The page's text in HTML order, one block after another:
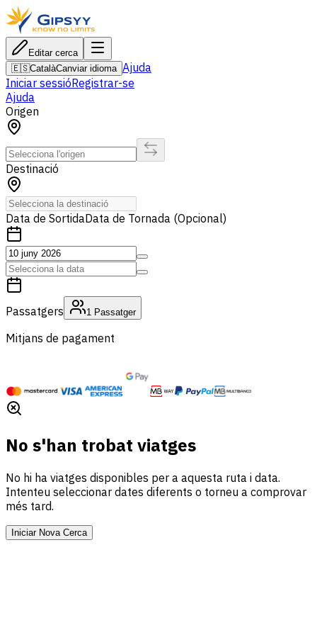
Editar cerca
🇪🇸CatalàCanviar idioma Ajuda
Iniciar sessióRegistrar-se
Ajuda
Origen
Destinació
Data de SortidaData de Tornada (Opcional)
Passatgers 1 Passatger
Mitjans de pagament
No s'han trobat viatges
No hi ha viatges disponibles per a aquesta ruta i data.
Intenteu seleccionar dates diferents o torneu a comprovar
més tard.
Iniciar Nova Cerca